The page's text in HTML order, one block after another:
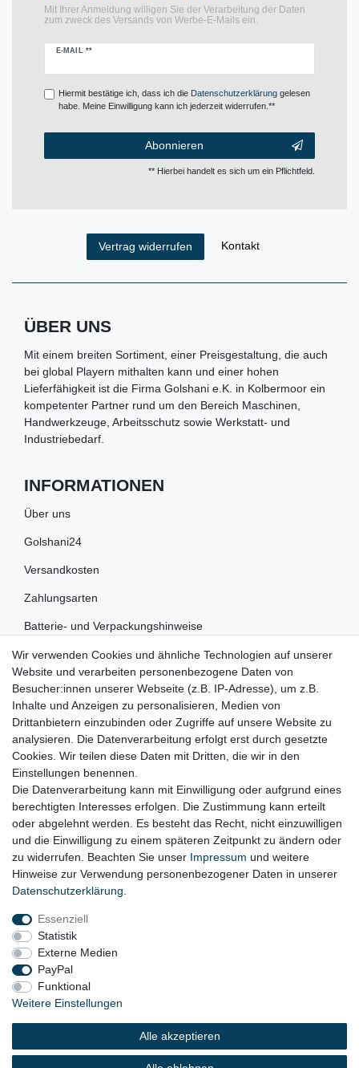
Mit Ihrer Anmeldung willigen Sie der Verarbeitung der Daten
zum zweck des Versands von Werbe-E-Mails ein.
E-MAIL **
Newsletter
Hiermit bestätige ich, dass ich die Daten­schutz­erklärunggelesen
habe. Meine Einwilligung kann ich jederzeit widerrufen.**
Abonnieren
** Hierbei handelt es sich um ein Pflichtfeld.
Vertrag widerrufen Kontakt
ÜBER UNS
Mit einem breiten Sortiment, einer Preisgestaltung, die auch
bei global Playern mithalten kann und einer hohen
Lieferfähigkeit ist die Firma Golshani e.K. in Kolbermoor ein
kompetenter Partner rund um den Bereich Maschinen,
Handwerkzeuge, Arbeitsschutz sowie Werkstatt- und
Industriebedarf.
INFORMATIONEN
Über uns
Golshani24
Versandkosten
Zahlungsarten
Batterie- und Verpackungshinweise
RECHTLICHES
Impressum
Datenschutz
Widerrufsrecht
AGB
Widerrufsformular
KONTAKT
Tel.: 08031-23444-0
info@werkzeugfundgrube.de
© 2023 Copyright:Werkzeugfundgrube.de - Marco
Golshani e.K.
Wir verwenden Cookies und ähnliche Technologien auf unserer
Website und verarbeiten personenbezogene Daten von
Besucher:innen unserer Webseite (z.B. IP-Adresse), um z.B.
Inhalte und Anzeigen zu personalisieren, Medien von
Drittanbietern einzubinden oder Zugriffe auf unsere Website zu
analysieren. Die Datenverarbeitung erfolgt erst durch gesetzte
Cookies. Wir teilen diese Daten mit Dritten, die wir in den
Einstellungen benennen.
Die Datenverarbeitung kann mit Einwilligung oder aufgrund eines
berechtigten Interesses erfolgen. Die Zustimmung kann erteilt
oder abgelehnt werden. Es besteht das Recht, nicht einzuwilligen
und die Einwilligung zu einem späteren Zeitpunkt zu ändern oder
zu widerrufen. Beachten Sie unser Impressum und weitere
Hinweise zur Verwendung personenbezogener Daten in unserer
Daten­schutz­erklärung
Essenziell
Statistik
Externe Medien
PayPal
Funktional
Weitere Einstellungen
Alle akzeptieren